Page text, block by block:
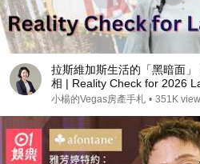
拉斯維加斯生活的「黑暗面
相 | Reality Check for 2026
小楊的Vegas房產手札 • 351K